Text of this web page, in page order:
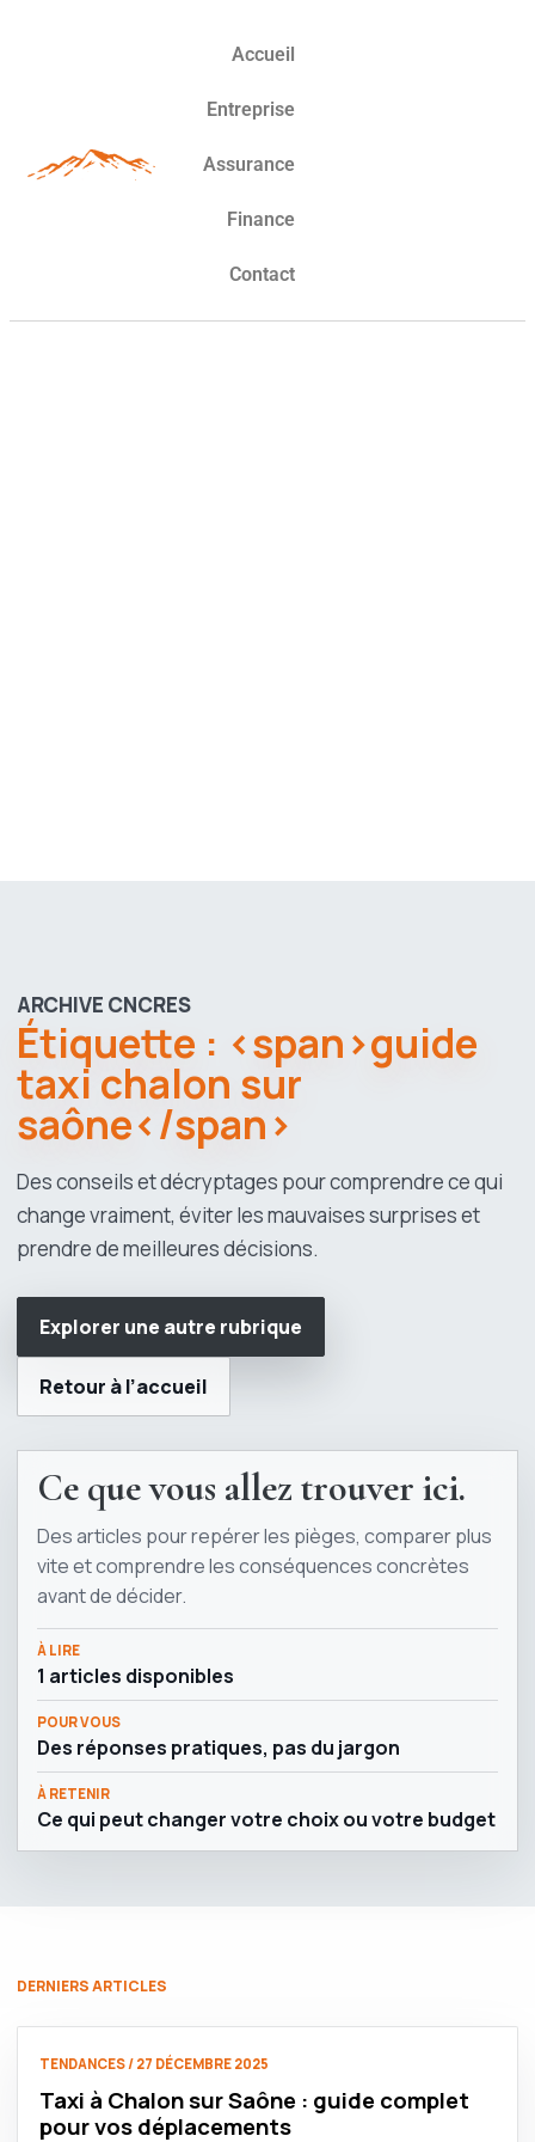
Accueil
Entreprise
Assurance
Finance
Contact
ARCHIVE CNCRES
Étiquette : <span>guide
taxi chalon sur
saône</span>
Des conseils et décryptages pour comprendre ce qui
change vraiment, éviter les mauvaises surprises et
prendre de meilleures décisions.
Explorer une autre rubrique
Retour à l’accueil
Ce que vous allez trouver ici.
Des articles pour repérer les pièges, comparer plus
vite et comprendre les conséquences concrètes
avant de décider.
À LIRE
1 articles disponibles
POUR VOUS
Des réponses pratiques, pas du jargon
À RETENIR
Ce qui peut changer votre choix ou votre budget
DERNIERS ARTICLES
TENDANCES / 27 DÉCEMBRE 2025
Taxi à Chalon sur Saône : guide complet
pour vos déplacements